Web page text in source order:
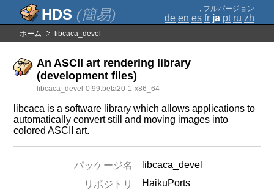
(簡易) ; フルバージョン
de en es fr ja pt ru zh
ホーム libcaca_devel
An ASCII art rendering library
(development files)
libcaca_devel-0.99.beta20-1-x86_64
libcaca is a software library which allows applications to
automatically convert still and moving images into
colored ASCII art.
パッケージ名
libcaca_devel
リポジトリ
HaikuPorts